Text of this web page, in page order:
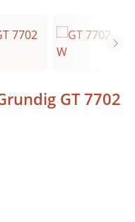
GT 7702
мы сможем